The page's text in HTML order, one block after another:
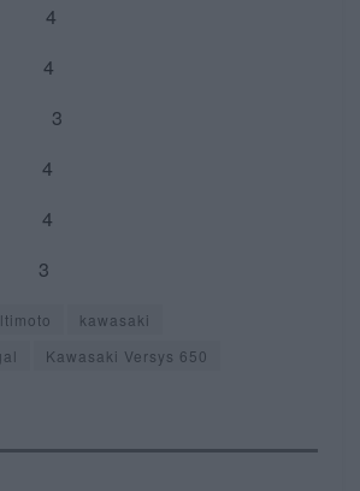
4
4
3
4
4
3
kawasaki
Kawasaki Versys 650